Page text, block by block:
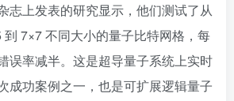
志上发表的研究显示，他们测试了从
到 7×7 不同大小的量子比特网格，每
误率减半。这是超导量子系统上实时
成功案例之一，也是可扩展逻辑量子